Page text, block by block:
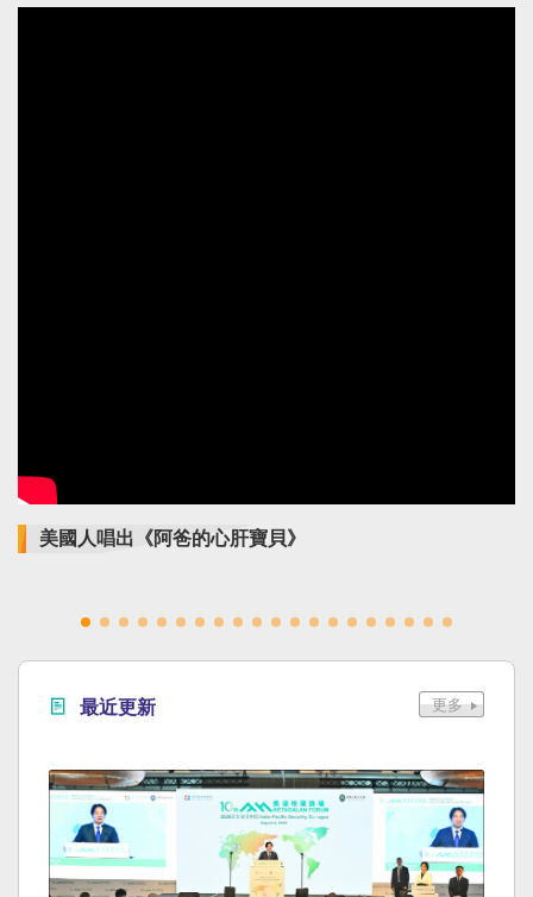
美國人唱出《阿爸的心肝寶貝》
最近更新